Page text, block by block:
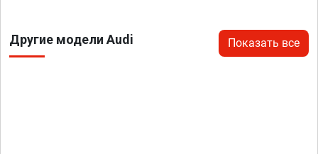
Другие модели Audi Показать все